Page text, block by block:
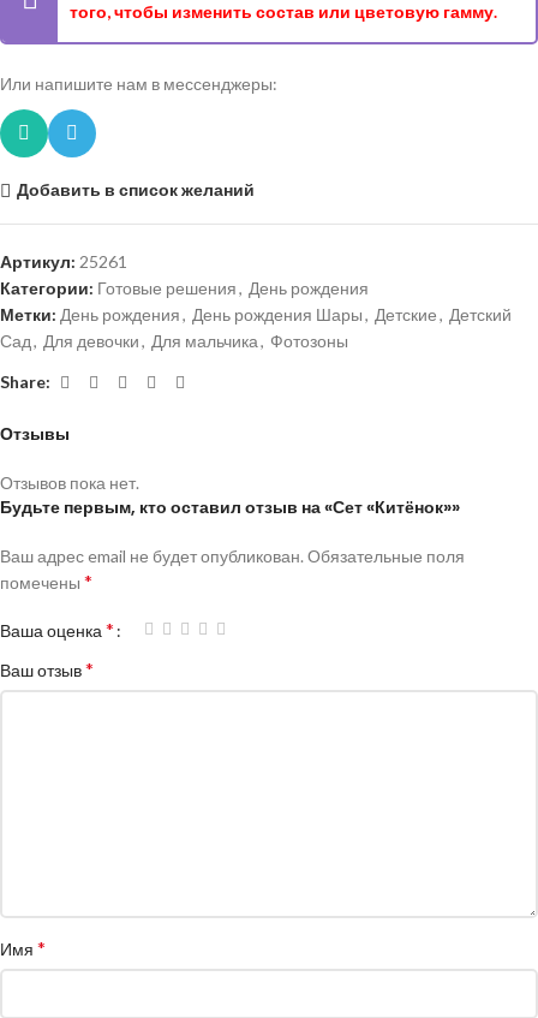
того, чтобы изменить состав или цветовую гамму.
Или напишите нам в мессенджеры:
Добавить в список желаний
Артикул: 25261
Категории: Готовые решения, День рождения
Метки: День рождения, День рождения Шары, Детские, Детский
Сад, Для девочки, Для мальчика, Фотозоны
Share:
Отзывы
Отзывов пока нет.
Будьте первым, кто оставил отзыв на «Сет «Китёнок»»
Ваш адрес email не будет опубликован. Обязательные поля
помечены *
Ваша оценка *
Ваш отзыв*
Имя *